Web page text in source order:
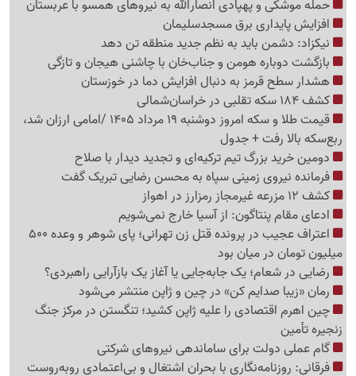
حمله موشکی و پهپادی انصارالله به نیروهای همسو با عربستان
افزایش پایداری برق مسجدسلیمان
نیکزاد: دشمن باید به نظم جدید منطقه تن دهد
بازگشت دوباره هومن و جناب‌خان با چاشنی هیجان و تازگی
هشدار سطح قرمز به دنبال افزایش دما در خوزستان
کشف 184 سکه تقلبی در خراسان‌شمالی
قیمت طلا و سکه امروز دوشنبه 19 مرداد 1405 /امامی ارزان شد،
ربع‌سکه بالا رفت + جدول
دومین خرید بزرگ تیم ترکیه‌ای و تجدید دیدار با صلاح
فرمانده نیروی زمینی سپاه به محسن رضایی تبریک گفت
کشف 12 مزرعه غیرمجاز رمزارز در اهواز
ادعای مقام پنتاگون: از آسیا خارج نمی‌شویم
اعتراف عجیب در پرونده قتل زن تهرانی؛ پای شوهر و وعده 500
میلیون تومان در میان بود
رضایی در شعام؛ یک جابه‌جایی یا آغاز یک بازآرایی راهبردی؟
رمان «زیبا صدایم کن» در چین و ژاپن منتشر می‌شود
چین اهرم اقتصادی را علیه ژاپن کشید؛ تنگستن در مرکز جنگ
زنجیره تأمین
گام عملی دولت برای ساماندهی نیروهای شرکتی
فرقانی: روزنامه‌نگاری با بحران اشتغال و بی‌اعتمادی روبه‌روست